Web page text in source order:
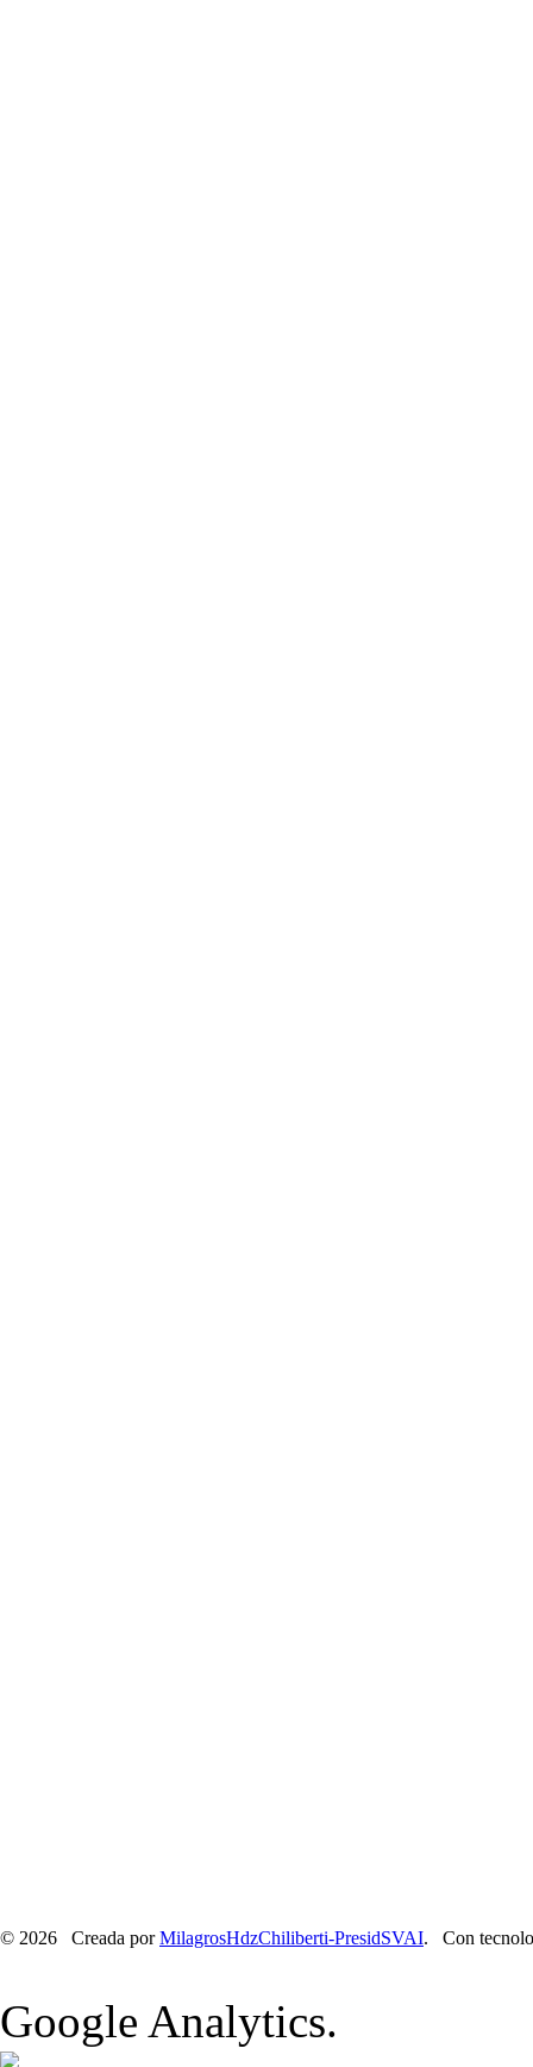
© 2026 Creada porMilagrosHdzChiliberti-PresidSVAI. Con
Google Analytics.